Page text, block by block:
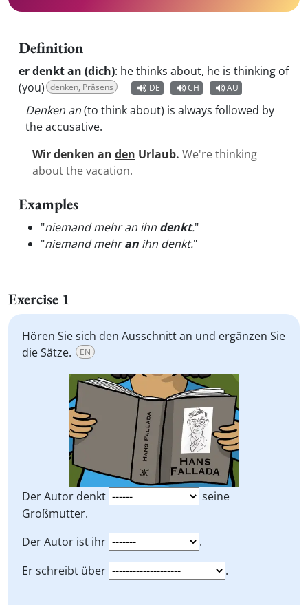
Definition
er denkt an (dich): he thinks about, he is thinking of
(you) denken, Präsens DE CH AU
Denken an(to think about) is always followed by
the accusative.
Wir denken an den Urlaub. We're thinking
aboutthevacation.
Examples
"niemand mehr an ihn denkt."
"niemand mehran ihn denkt."
Exercise 1
Hören Sie sich den Ausschnitt an und ergänzen Sie
die Sätze.
EN
Der Autor denkt
seine
Großmutter.
Der Autor ist ihr
.
Er schreibt über
.